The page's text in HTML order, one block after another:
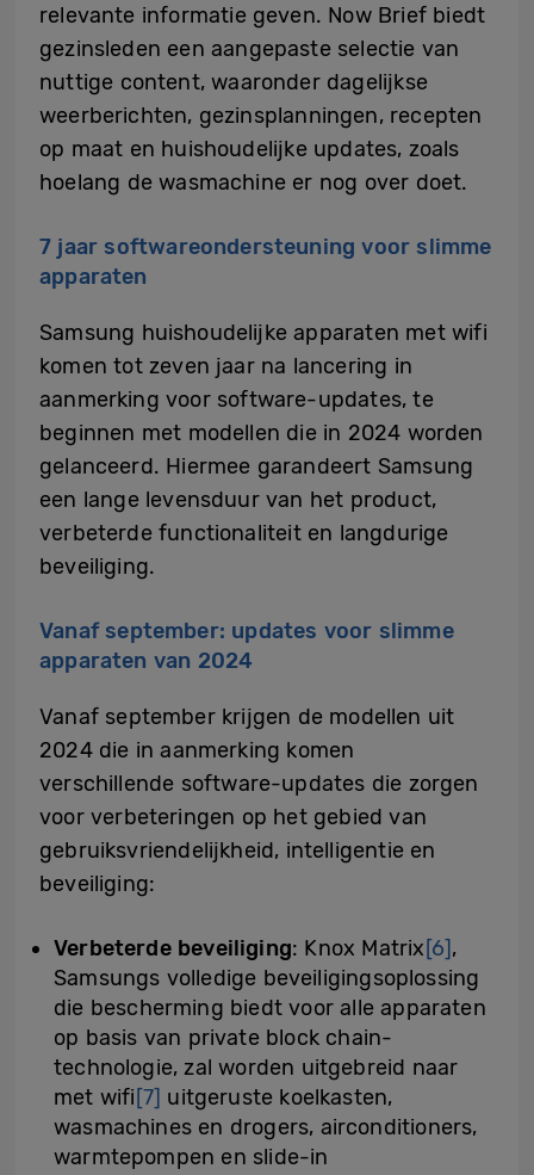
relevante informatie geven. Now Brief biedt
gezinsleden een aangepaste selectie van
nuttige content, waaronder dagelijkse
weerberichten, gezinsplanningen, recepten
op maat en huishoudelijke updates, zoals
hoelang de wasmachine er nog over doet.
7 jaar softwareondersteuning voor slimme
apparaten
Samsung huishoudelijke apparaten met wifi
komen tot zeven jaar na lancering in
aanmerking voor software-updates, te
beginnen met modellen die in 2024 worden
gelanceerd. Hiermee garandeert Samsung
een lange levensduur van het product,
verbeterde functionaliteit en langdurige
beveiliging.
Vanaf september: updates voor slimme
apparaten van 2024
Vanaf september krijgen de modellen uit
2024 die in aanmerking komen
verschillende software-updates die zorgen
voor verbeteringen op het gebied van
gebruiksvriendelijkheid, intelligentie en
beveiliging:
Verbeterde beveiliging: Knox Matrix [6],
Samsungs volledige beveiligingsoplossing
die bescherming biedt voor alle apparaten
op basis van private block chain-
technologie, zal worden uitgebreid naar
met wifi [7] uitgeruste koelkasten,
wasmachines en drogers, airconditioners,
warmtepompen en slide-in